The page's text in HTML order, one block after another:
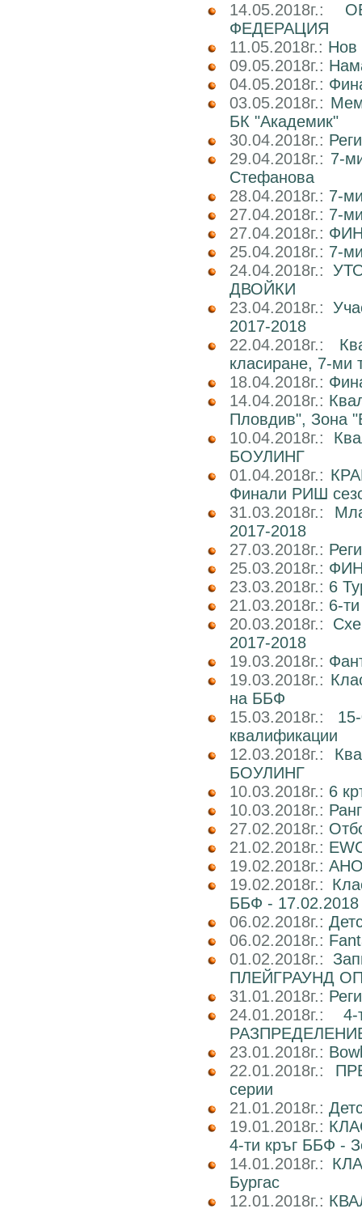
14.05.2018г.:
ФЕДЕРАЦИЯ
11.05.2018г.: Нов
09.05.2018г.:
04.05.2018г.:
03.05.2018г.:
БК "Академик"
30.04.2018г.:
29.04.2018г.: 7-
Стефанова
28.04.2018г.: 7-
27.04.2018г.: 7-
27.04.2018г.:
25.04.2018г.: 7-
24.04.2018г.:
ДВОЙКИ
23.04.2018г.:
2017-2018
22.04.2018г.:
класиране, 7-ми
18.04.2018г.:
14.04.2018г.:
Пловдив", Зона
10.04.2018г.:
БОУЛИНГ
01.04.2018г.:
Финали РИШ
31.03.2018г.:
2017-2018
27.03.2018г.:
25.03.2018г.:
23.03.2018г.: 6
21.03.2018г.: 6-
20.03.2018г.:
2017-2018
19.03.2018г.:
19.03.2018г.:
на ББФ
15.03.2018г.:
квалификации
12.03.2018г.:
БОУЛИНГ
10.03.2018г.: 6
10.03.2018г.:
27.02.2018г.:
21.02.2018г.:
19.02.2018г.:
19.02.2018г.:
ББФ - 17.02.2018
06.02.2018г.:
06.02.2018г.:
01.02.2018г.:
ПЛЕЙГРАУНД
31.01.2018г.:
24.01.2018г.:
23.01.2018г.:
22.01.2018г.:
серии
21.01.2018г.:
19.01.2018г.:
4-ти кръг ББФ -
14.01.2018г.:
Бургас
12.01.2018г.: